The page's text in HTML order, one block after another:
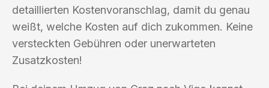
detaillierten Kostenvoranschlag, damit du genau
weißt, welche Kosten auf dich zukommen. Keine
versteckten Gebühren oder unerwarteten
Zusatzkosten!